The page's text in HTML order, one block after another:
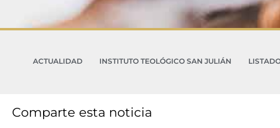
ACTUALIDAD INSTITUTO TEOLÓGICO SAN JULIÁN
Comparte esta noticia